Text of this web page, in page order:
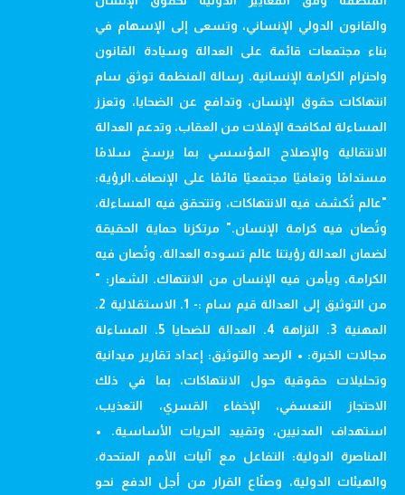
والقانون الدولي الإنساني، وتسعى إلى الإسهام في
بناء مجتمعات قائمة على العدالة وسيادة القانون
واحترام الكرامة الإنسانية. رسالة المنظمة توثق سام
انتهاكات حقوق الإنسان، وتدافع عن الضحايا، وتعزز
المساءلة لمكافحة الإفلات من العقاب، وتدعم العدالة
الانتقالية والإصلاح المؤسسي بما يرسخ سلامًا
مستدامًا وتعافيًا مجتمعيًا قائمًا على الإنصاف.الرؤية:
"عالم تُكشف فيه الانتهاكات، وتتحقق فيه المساءلة،
وتُصان فيه كرامة الإنسان." مرتكزنا حماية الحقيقة
لضمان العدالة رؤيتنا عالم تسوده العدالة، وتُصان فيه
الكرامة، ويأمن فيه الإنسان من الانتهاك. الشعار: "
من التوثيق إلى العدالة قيم سام :- 1. الاستقلالية 2.
المهنية 3. النزاهة 4. العدالة للضحايا 5. المساءلة
مجالات الخبرة: • الرصد والتوثيق: إعداد تقارير ميدانية
وتحليلات حقوقية حول الانتهاكات، بما في ذلك
الاحتجاز التعسفي، الإخفاء القسري، التعذيب،
استهداف المدنيين، وتقييد الحريات الأساسية. •
المناصرة الدولية: التفاعل مع آليات الأمم المتحدة،
والهيئات الدولية، وصنّاع القرار من أجل الدفع نحو